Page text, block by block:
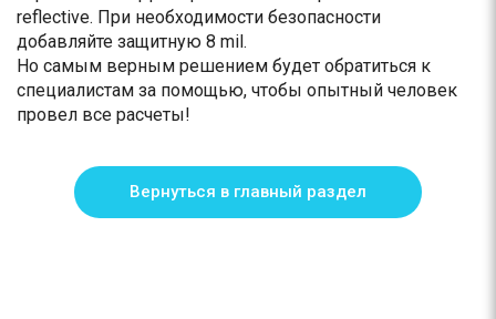
reflective. При необходимости безопасности
добавляйте защитную 8 mil.
Но самым верным решением будет обратиться к
специалистам за помощью, чтобы опытный человек
провел все расчеты!
Вернуться в главный раздел